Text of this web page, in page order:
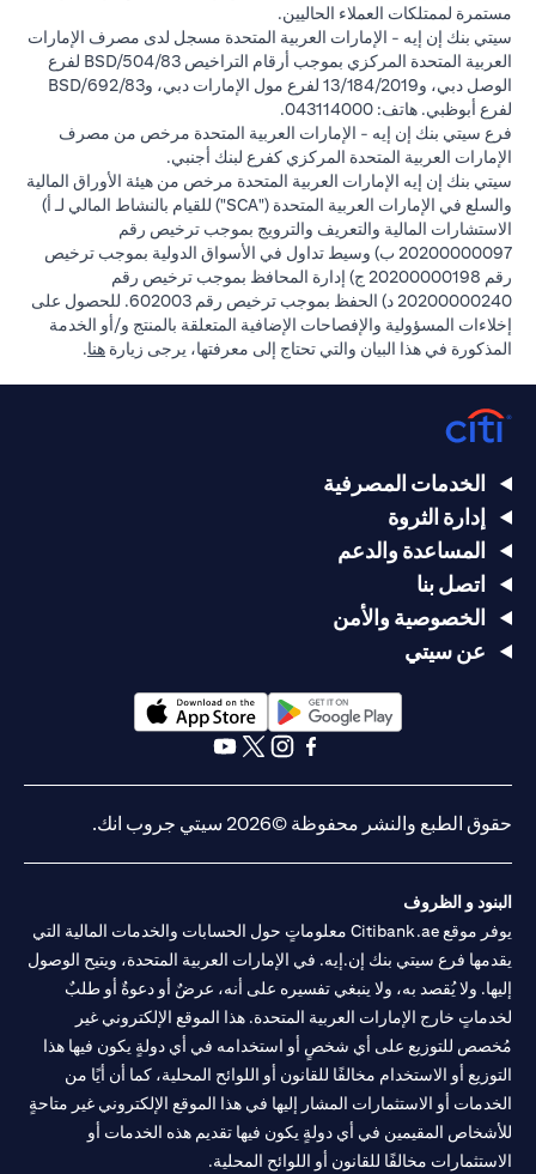
مستمرة لممتلكات العملاء الحاليين.
سيتي بنك إن إيه - الإمارات العربية المتحدة مسجل لدى مصرف الإمارات
العربية المتحدة المركزي بموجب أرقام التراخيص BSD/504/83 لفرع
الوصل دبي، و13/184/2019 لفرع مول الإمارات دبي، وBSD/692/83
لفرع أبوظبي. هاتف: 043114000.
فرع سيتي بنك إن إيه - الإمارات العربية المتحدة مرخص من مصرف
الإمارات العربية المتحدة المركزي كفرع لبنك أجنبي.
سيتي بنك إن إيه الإمارات العربية المتحدة مرخص من هيئة الأوراق المالية
والسلع في الإمارات العربية المتحدة ("SCA") للقيام بالنشاط المالي لـ أ)
الاستشارات المالية والتعريف والترويج بموجب ترخيص رقم
20200000097 ب) وسيط تداول في الأسواق الدولية بموجب ترخيص
رقم 20200000198 ج) إدارة المحافظ بموجب ترخيص رقم
20200000240 د) الحفظ بموجب ترخيص رقم 602003. للحصول على
إخلاءات المسؤولية والإفصاحات الإضافية المتعلقة بالمنتج و/أو الخدمة
المذكورة في هذا البيان والتي تحتاج إلى معرفتها، يرجى زيارة هنا.
الخدمات المصرفية
إدارة الثروة
المساعدة والدعم
اتصل بنا
الخصوصية والأمن
عن سيتي
(opens in a new tab)
حقوق الطبع والنشر محفوظة ©2026 سيتي جروب انك.
البنود و الظروف
يوفر موقع Citibank.ae معلوماتٍ حول الحسابات والخدمات المالية التي
يقدمها فرع سيتي بنك إن.إيه. في الإمارات العربية المتحدة، ويتيح الوصول
إليها. ولا يُقصد به، ولا ينبغي تفسيره على أنه، عرضٌ أو دعوةٌ أو طلبٌ
لخدماتٍ خارج الإمارات العربية المتحدة. هذا الموقع الإلكتروني غير
مُخصص للتوزيع على أي شخصٍ أو استخدامه في أي دولةٍ يكون فيها هذا
التوزيع أو الاستخدام مخالفًا للقانون أو اللوائح المحلية، كما أن أيًا من
الخدمات أو الاستثمارات المشار إليها في هذا الموقع الإلكتروني غير متاحةٍ
للأشخاص المقيمين في أي دولةٍ يكون فيها تقديم هذه الخدمات أو
الاستثمارات مخالفًا للقانون أو اللوائح المحلية.